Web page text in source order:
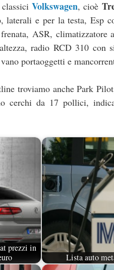
Volkswagen, cioè
laterali e per la testa, Esp
ASR,
radio RCD 310 con
portaoggetti e
troviamo anche Park
cerchi da 17 pollici,
prezzi in
Lista auto